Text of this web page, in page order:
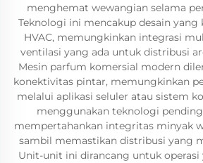
menghemat wewangian selama
Teknologi ini mencakup desain
HVAC, memungkinkan integrasi
ventilasi yang ada untuk distribusi
Mesin parfum komersial modern
konektivitas pintar, memungkinkan
melalui aplikasi seluler atau sistem
menggunakan teknologi
mempertahankan integritas minyak
sambil memastikan distribusi yang
Unit-unit ini dirancang untuk operasi